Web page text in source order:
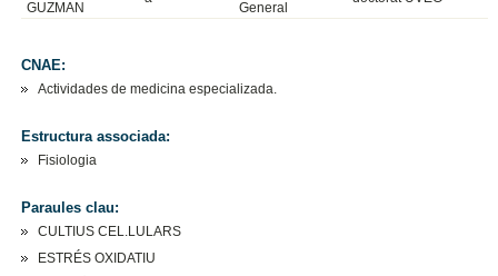
GUZMAN
General
CNAE:
Actividades de medicina especializada.
Estructura associada:
Fisiologia
Paraules clau:
CULTIUS CEL.LULARS
ESTRÉS OXIDATIU